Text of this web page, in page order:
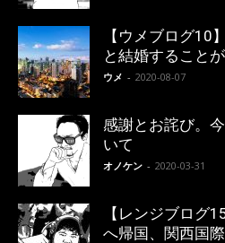
【ウメブログ10
と結婚すること
ウメ - 2020-08-07
感謝とお詫び。
いて
オノケン - 2020-03-31
【レンジブログ
へ帰国、関西国